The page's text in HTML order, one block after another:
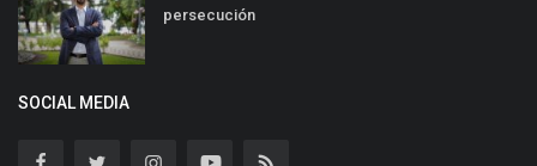
persecución
SOCIAL MEDIA